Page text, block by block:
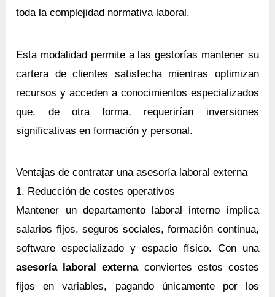
toda la complejidad normativa laboral.
Esta modalidad permite a las gestorías mantener su
cartera de clientes satisfecha mientras optimizan
recursos y acceden a conocimientos especializados
que, de otra forma, requerirían inversiones
significativas en formación y personal.
Ventajas de contratar una asesoría laboral externa
1. Reducción de costes operativos
Mantener un departamento laboral interno implica
salarios fijos, seguros sociales, formación continua,
software especializado y espacio físico. Con una
asesoría laboral externaconviertes estos costes
fijos en variables, pagando únicamente por los